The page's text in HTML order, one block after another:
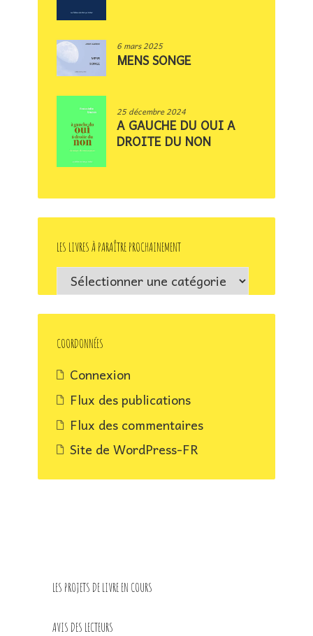
6 mars 2025
MENS SONGE
25 décembre 2024
A GAUCHE DU OUI A
DROITE DU NON
LES LIVRES À PARAÎTRE PROCHAINEMENT
Les
livres
à
paraître
COORDONNÉES
Connexion
Flux des publications
Flux des commentaires
Site de WordPress-FR
LES PROJETS DE LIVRE EN COURS
AVIS DES LECTEURS